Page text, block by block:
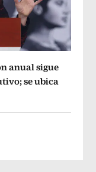
anual sigue
se ubica